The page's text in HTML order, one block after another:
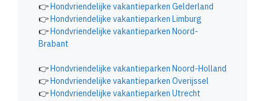
👉Hondvriendelijke vakantieparken Gelderland
👉Hondvriendelijke vakantieparken Limburg
👉Hondvriendelijke vakantieparken Noord-
Brabant
👉Hondvriendelijke vakantieparken Noord-Holland
👉Hondvriendelijke vakantieparken Overijssel
👉Hondvriendelijke vakantieparken Utrecht